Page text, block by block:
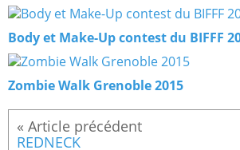
Body et Make-Up contest du BIFFF
Zombie Walk Grenoble 2015
REDNECK